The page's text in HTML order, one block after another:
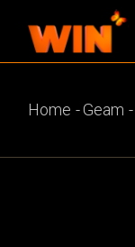
Home Geam